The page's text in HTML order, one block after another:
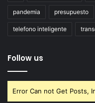
pandemia presupuesto
telefono inteligente
Follow us
Error Can not Get Posts,